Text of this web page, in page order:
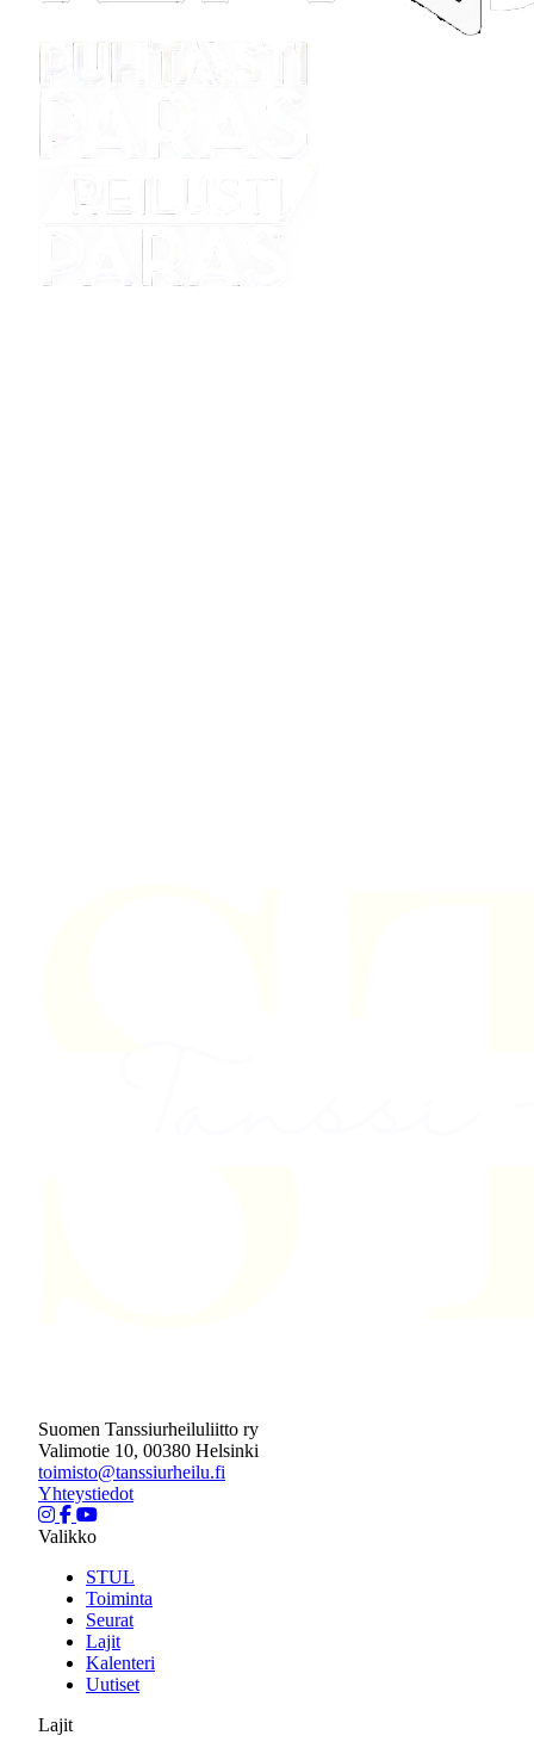
Suomen Tanssiurheiluliitto ry
Valimotie 10, 00380 Helsinki
toimisto@tanssiurheilu.fi
Yhteystiedot
Valikko
STUL
Toiminta
Seurat
Lajit
Kalenteri
Uutiset
Lajit